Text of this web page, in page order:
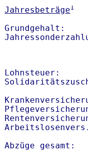
Jahresbeträge1
Grundgehalt:
Lohnsteuer:
Abzüge